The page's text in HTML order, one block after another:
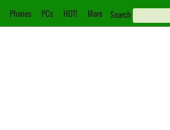
Phones PCs HOT! More Search